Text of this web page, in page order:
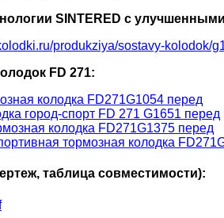
SINTERED с
produkziya/sostavy-kolodok/
FD 271:
колодка FD271G1054 перед
город-спорт FD 271 G1651 перед
колодка FD271G1375 перед
тормозная колодка
таблица совместимости):